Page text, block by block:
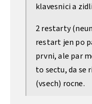
klavesnici a
2 restarty
restart jen po
prvni, ale par
to sectu, da se
(vsech) rocne.